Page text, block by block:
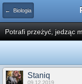
← Biologia
Potrafi przeżyć, jedząc
Staniq
09.12.2019